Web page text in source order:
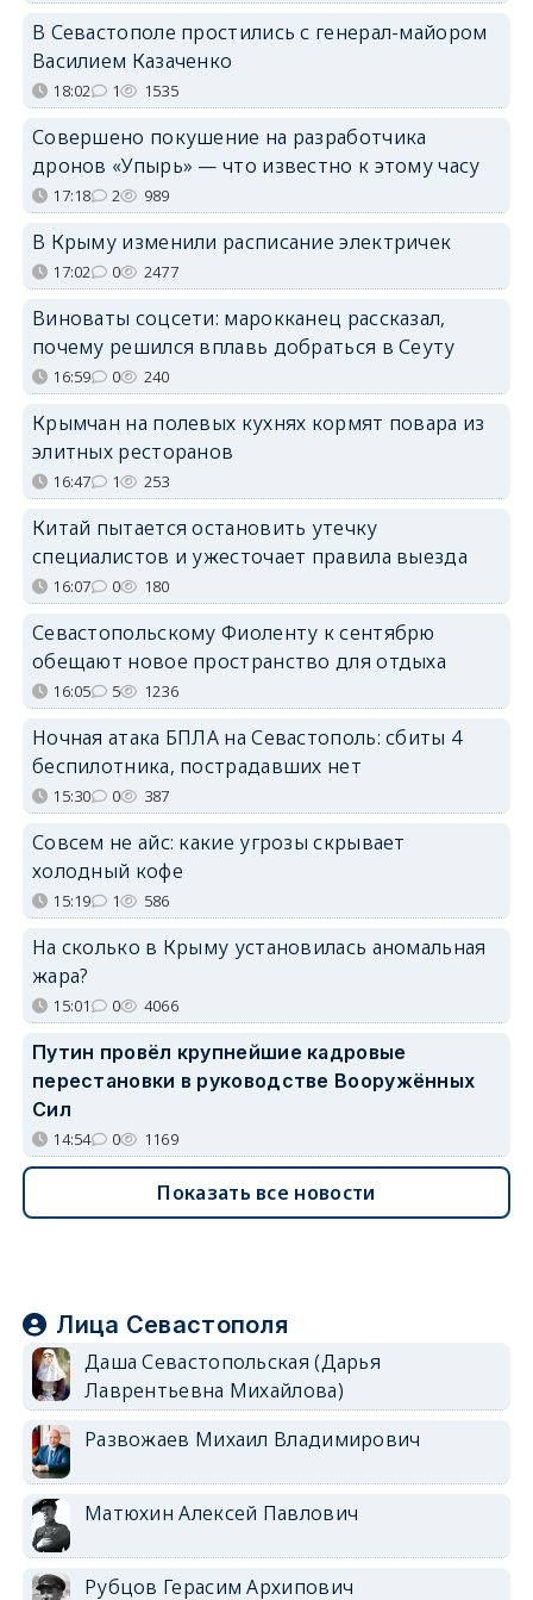
В Севастополе простились с генерал-майором
Василием Казаченко
18:02 1 1535
Совершено покушение на разработчика
дронов «Упырь» — что известно к этому часу
17:18 2 989
В Крыму изменили расписание электричек
17:02 0 2477
Виноваты соцсети: марокканец рассказал,
почему решился вплавь добраться в Сеуту
16:59 0 240
Крымчан на полевых кухнях кормят повара из
элитных ресторанов
16:47 1 253
Китай пытается остановить утечку
специалистов и ужесточает правила выезда
16:07 0 180
Севастопольскому Фиоленту к сентябрю
обещают новое пространство для отдыха
16:05 5 1236
Ночная атака БПЛА на Севастополь: сбиты 4
беспилотника, пострадавших нет
15:30 0 387
Совсем не айс: какие угрозы скрывает
холодный кофе
15:19 1 586
На сколько в Крыму установилась аномальная
жара?
15:01 0 4066
Путин провёл крупнейшие кадровые
перестановки в руководстве Вооружённых
Сил
14:54 0 1169
Показать все новости
Лица Севастополя
Даша Севастопольская (Дарья
Лаврентьевна Михайлова)
Развожаев Михаил Владимирович
Матюхин Алексей Павлович
Рубцов Герасим Архипович